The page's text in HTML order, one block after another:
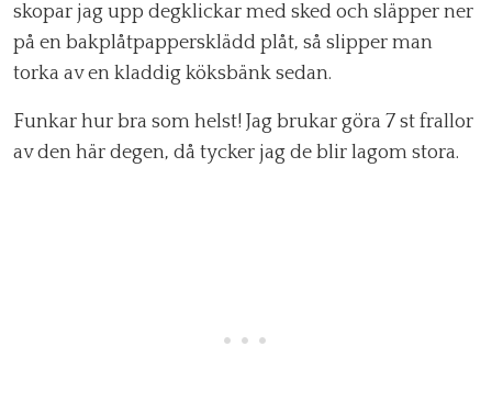
skopar jag upp degklickar med sked och släpper ner
på en bakplåtpappersklädd plåt, så slipper man
torka av en kladdig köksbänk sedan.
Funkar hur bra som helst! Jag brukar göra 7 st frallor
av den här degen, då tycker jag de blir lagom stora.